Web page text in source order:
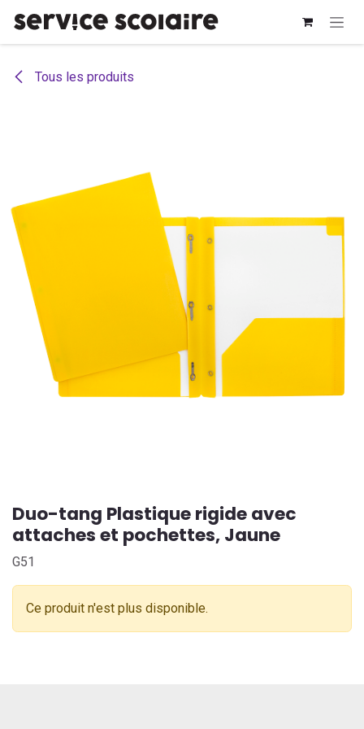
Tous les produits
Duo-tang Plastique rigide avec
attaches et pochettes, Jaune
G51
Ce produit n'est plus disponible.